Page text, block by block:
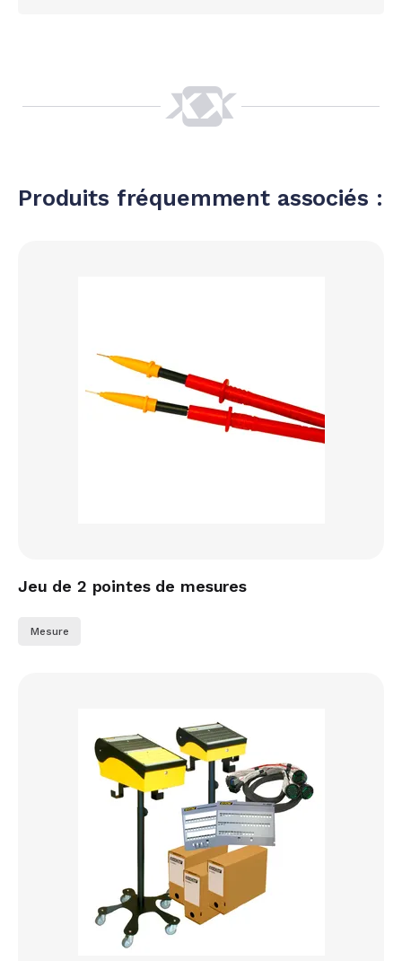
Produits fréquemment associés :
Jeu de 2 pointes de mesures
Mesure